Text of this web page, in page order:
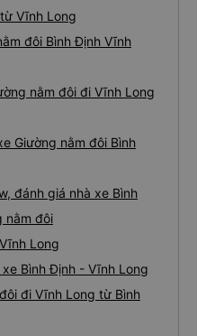
Vĩnh Long
đôi Bình Định Vĩnh
nằm đôi đi Vĩnh Long
Giường nằm đôi Bình
đánh giá nhà xe Bình
nằm đôi
Long
Bình Định - Vĩnh Long
đi Vĩnh Long từ Bình